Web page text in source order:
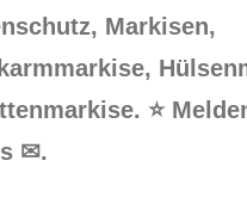
Markisen,
⭐
✉.